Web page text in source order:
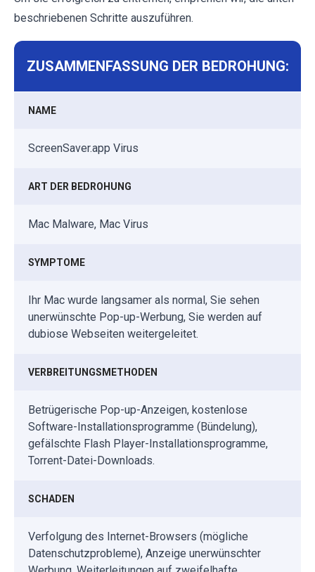
beschriebenen Schritte auszuführen.
ZUSAMMENFASSUNG DER BEDROHUNG:
NAME
ScreenSaver.app Virus
ART DER BEDROHUNG
Mac Malware, Mac Virus
SYMPTOME
Ihr Mac wurde langsamer als normal, Sie sehen
unerwünschte Pop-up-Werbung, Sie werden auf
dubiose Webseiten weitergeleitet.
VERBREITUNGSMETHODEN
Betrügerische Pop-up-Anzeigen, kostenlose
Software-Installationsprogramme (Bündelung),
gefälschte Flash Player-Installationsprogramme,
Torrent-Datei-Downloads.
SCHADEN
Verfolgung des Internet-Browsers (mögliche
Datenschutzprobleme), Anzeige unerwünschter